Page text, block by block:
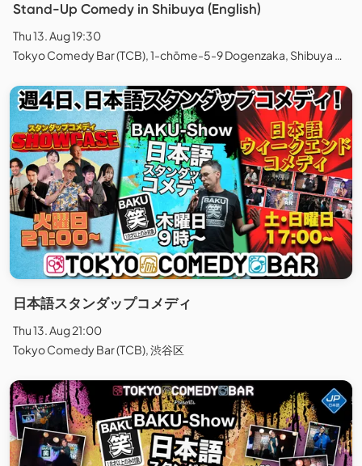
Stand-Up Comedy in Shibuya (English)
Thu 13. Aug 19:30
Tokyo Comedy Bar (TCB), 1-chōme-5-9 Dogenzaka, Shibuya City, Tokyo, Japan
日本語スタンダップコメディ
Thu 13. Aug 21:00
Tokyo Comedy Bar (TCB), 渋谷区